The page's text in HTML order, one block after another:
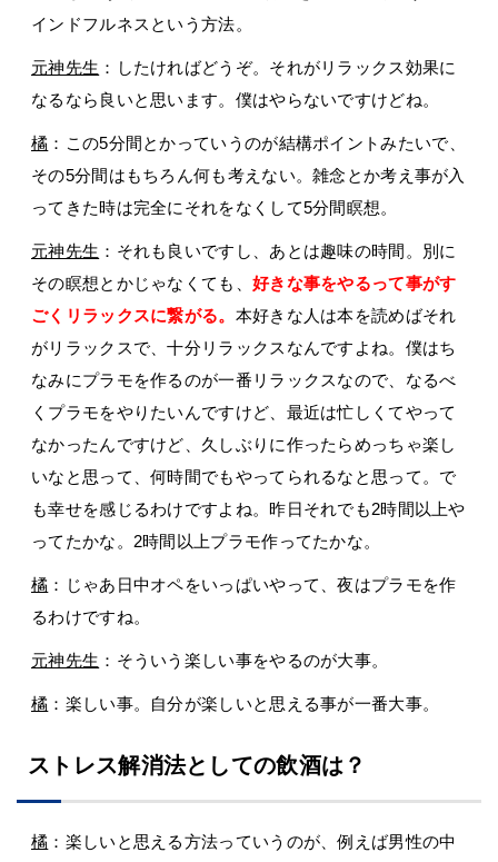
インドフルネスという方法。
元神先生 ：したければどうぞ。それがリラックス効果に
なるなら良いと思います。僕はやらないですけどね。
橘 ：この5分間とかっていうのが結構ポイントみたいで、
その5分間はもちろん何も考えない。雑念とか考え事が入
ってきた時は完全にそれをなくして5分間瞑想。
元神先生 ：それも良いですし、あとは趣味の時間。別に
その瞑想とかじゃなくても、 好きな事をやるって事がす
ごくリラックスに繋がる。 本好きな人は本を読めばそれ
がリラックスで、十分リラックスなんですよね。僕はち
なみにプラモを作るのが一番リラックスなので、なるべ
くプラモをやりたいんですけど、最近は忙しくてやって
なかったんですけど、久しぶりに作ったらめっちゃ楽し
いなと思って、何時間でもやってられるなと思って。で
も幸せを感じるわけですよね。昨日それでも2時間以上や
ってたかな。2時間以上プラモ作ってたかな。
橘 ：じゃあ日中オペをいっぱいやって、夜はプラモを作
るわけですね。
元神先生 ：そういう楽しい事をやるのが大事。
橘 ：楽しい事。自分が楽しいと思える事が一番大事。
ストレス解消法としての飲酒は？
橘 ：楽しいと思える方法っていうのが、例えば男性の中